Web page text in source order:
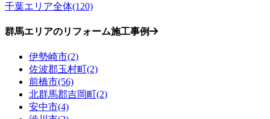
千葉エリア全体(120)
群馬エリアのリフォーム施工事例
伊勢崎市(2)
佐波郡玉村町(2)
前橋市(56)
北群馬郡吉岡町(2)
安中市(4)